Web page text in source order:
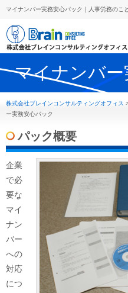
マイナンバ
株式会社ブレインコンサルティングオフィス
ー実務安心パック
パック概要
企業
で必
要な
マイ
ナン
バー
への
対応
につ